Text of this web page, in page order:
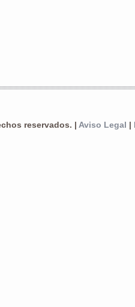
reservados. | Aviso Legal